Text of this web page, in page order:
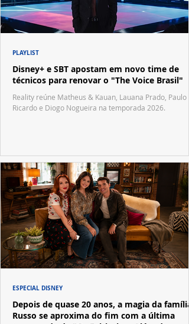
Disney+ e SBT apostam em novo time de
técnicos para renovar o "The Voice Brasil"
Reality reúne Matheus & Kauan, Lauana Prado, Paulo
Ricardo e Diogo Nogueira na temporada 2026.
PLAYLIST
Depois de quase 20 anos, a magia da família
Russo se aproxima do fim com a última
ESPECIAL DISNEY